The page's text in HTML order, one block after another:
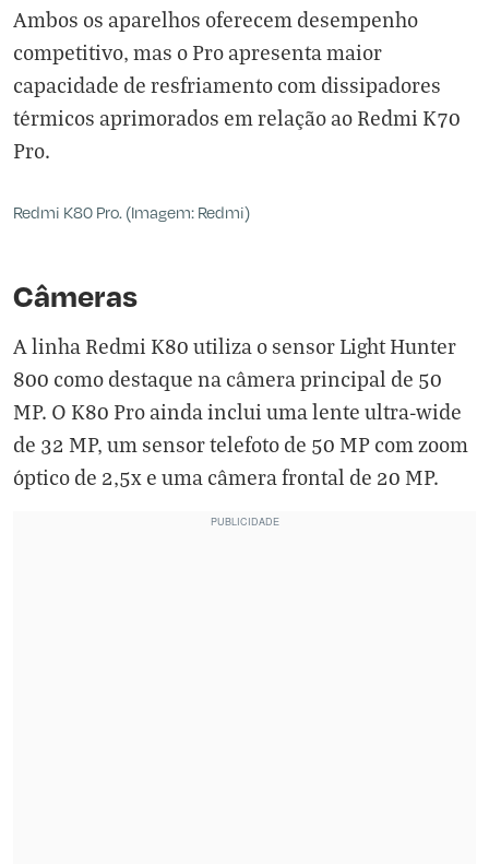
Ambos os aparelhos oferecem desempenho
competitivo, mas o Pro apresenta maior
capacidade de resfriamento com dissipadores
térmicos aprimorados em relação ao Redmi K70
Pro.
Redmi K80 Pro. (Imagem: Redmi)
Câmeras
A linha Redmi K80 utiliza o sensor Light Hunter
800 como destaque na câmera principal de 50
MP. O K80 Pro ainda inclui uma lente ultra-wide
de 32 MP, um sensor telefoto de 50 MP com zoom
óptico de 2,5x e uma câmera frontal de 20 MP.